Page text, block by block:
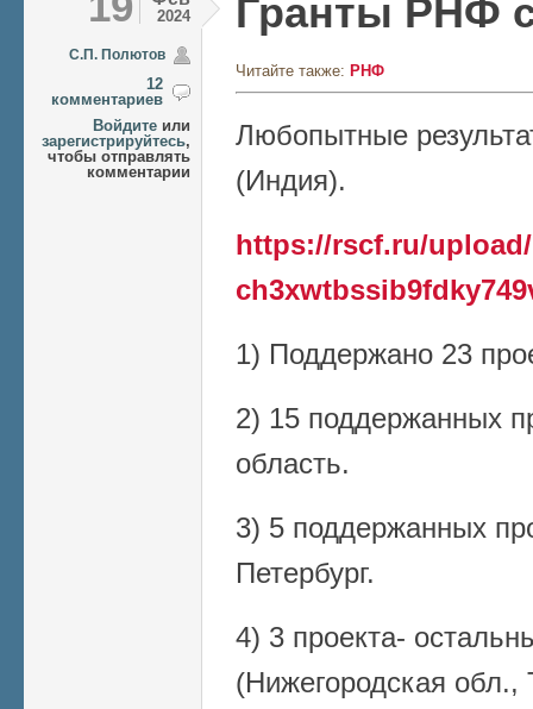
2024
C.П. Полютов
12
комментариев
Войдите или
зарегистрируйтесь,
чтобы отправлять
комментарии
Гранты РНФ
Читайте также: РНФ
Любопытные
(Индия).
https://rscf.ru/
1) Поддержано 23
2) 15 поддержанных
область.
3) 5 поддержанных
Петербург.
4) 3 проекта-
(Нижегородская обл.,